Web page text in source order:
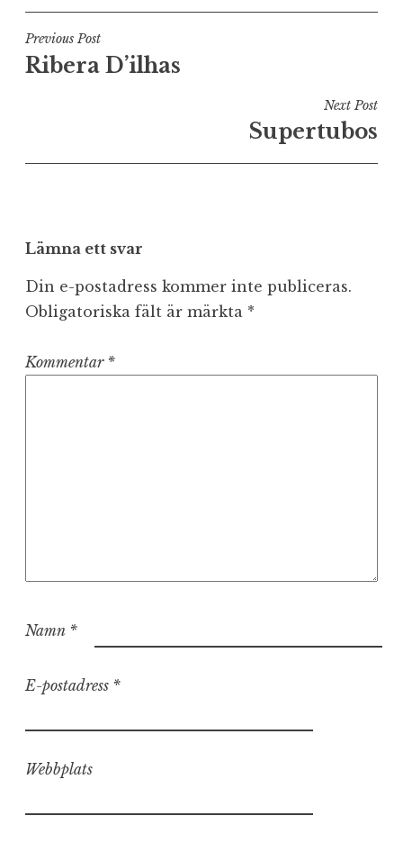
Inläggsnavigering
Previous Post
Ribera D’ilhas
Next Post
Supertubos
Lämna ett svar
Din e-postadress kommer inte publiceras.
Obligatoriska fält är märkta *
Kommentar *
Namn *
E-postadress *
Webbplats